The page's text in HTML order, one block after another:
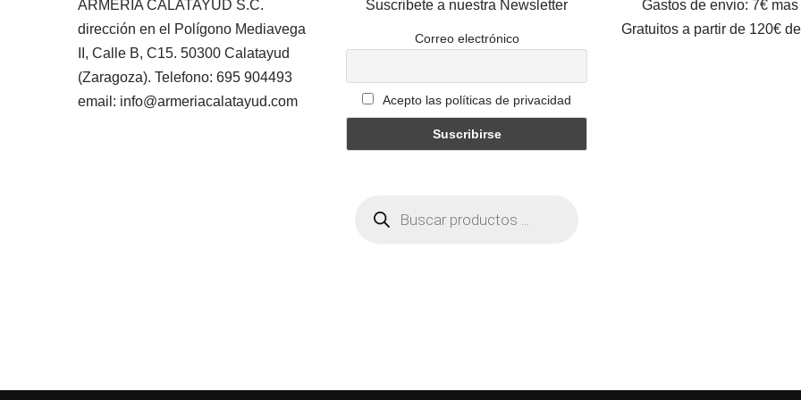
ARMERIA CALATAYUD S.C.
dirección en el Polígono Mediavega
II, Calle B, C15. 50300 Calatayud
(Zaragoza). Telefono: 695 904493
email: info@armeriacalatayud.com
Suscribete a nuestra Newsletter
Correo electrónico
Acepto las políticas de privacidad
Gastos de envio: 7€ mas
Gratuitos a partir de 120€